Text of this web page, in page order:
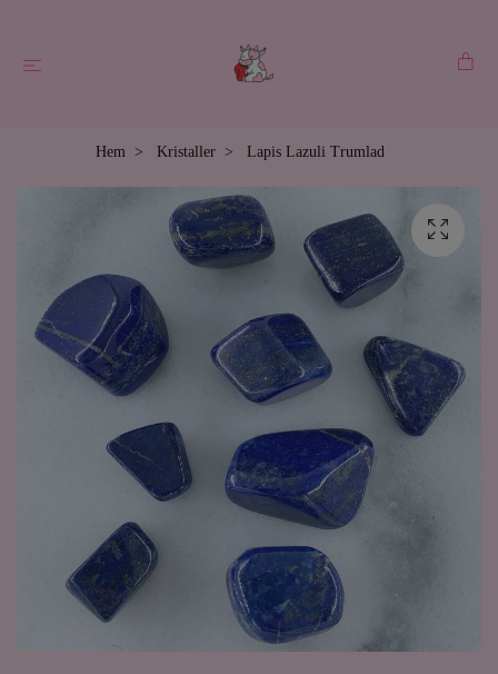
Hem Kristaller Lapis Lazuli Trumlad